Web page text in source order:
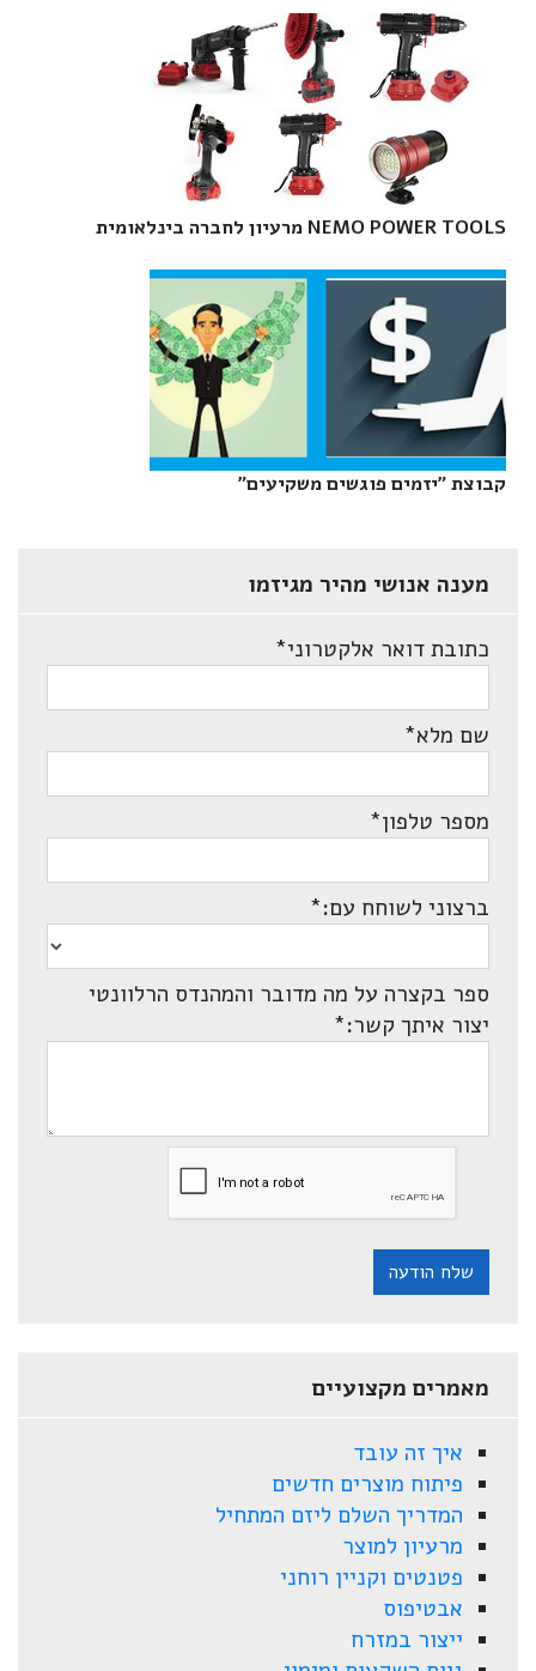
NEMO POWER TOOLS מרעיון לחברה בינלאומית‎
קבוצת "יזמים פוגשים משקיעים"‎
מענה אנושי מהיר מגיזמו
כתובת דואר אלקטרוני*
שם מלא*
מספר טלפון*
ברצוני לשוחח עם:*
ספר בקצרה על מה מדובר והמהנדס הרלוונטי
יצור איתך קשר:*
שלח הודעה
מאמרים מקצועיים
איך זה עובד
פיתוח מוצרים חדשים
המדריך השלם ליזם המתחיל
מרעיון למוצר
פטנטים וקניין רוחני
אבטיפוס
ייצור במזרח